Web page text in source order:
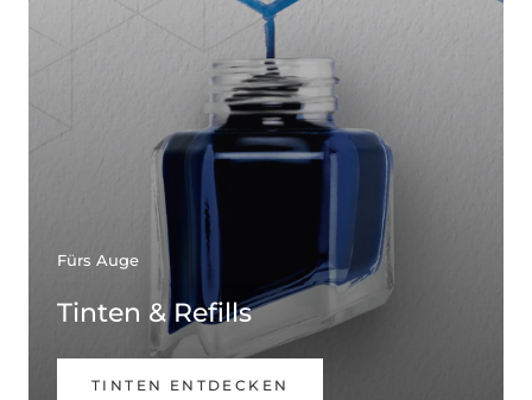
Fürs Auge
Tinten & Refills
TINTEN ENTDECKEN